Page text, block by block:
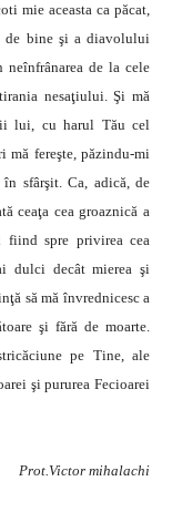
mie aceasta ca păcat,
de bine şi a diavolului
neînfrânarea de la cele
nesaţiului. Şi mă
lui, cu harul Tău cel
fereşte, păzindu‑mi
sfârşit. Ca, adică, de
ceaţa cea groaznică a
fiind spre privirea cea
dulci decât mierea şi
să mă învrednicesc a
şi fără de moarte.
pe Tine, ale
şi pururea Fecioarei
Prot.Victor mihalachi